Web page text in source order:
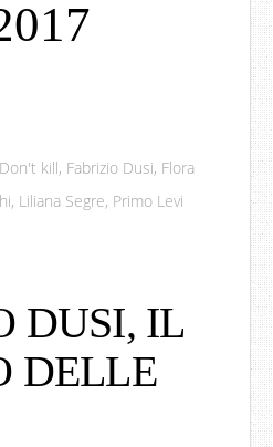
Don't kill, Fabrizio Dusi, Flora
, Liliana Segre, Primo Levi
DUSI, IL
DELLE